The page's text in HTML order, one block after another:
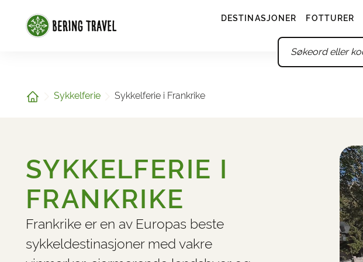
DESTINASJONER FOTTURER
Hjem Sykkelferie Sykkelferie i Frankrike
SYKKELFERIE I
FRANKRIKE
Frankrike er en av Europas beste
sykkeldestinasjoner med vakre